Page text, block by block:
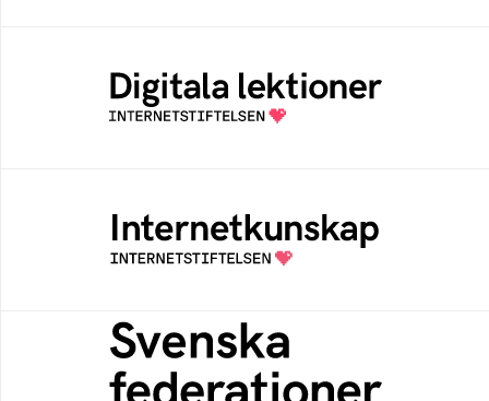
Öppen digital lärresurs med färdiga lektioner
för alla stadier i grundskolan
Samlad kunskap som hjälper dig att bli en
säker och medveten internetanvändare
Svenska federationer
Grunden för medlemskap i en sektors- eller
kontextspecifik federation